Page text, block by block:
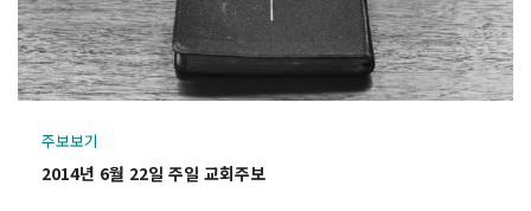
주보보기
2014년 6월 22일 주일 교회주보